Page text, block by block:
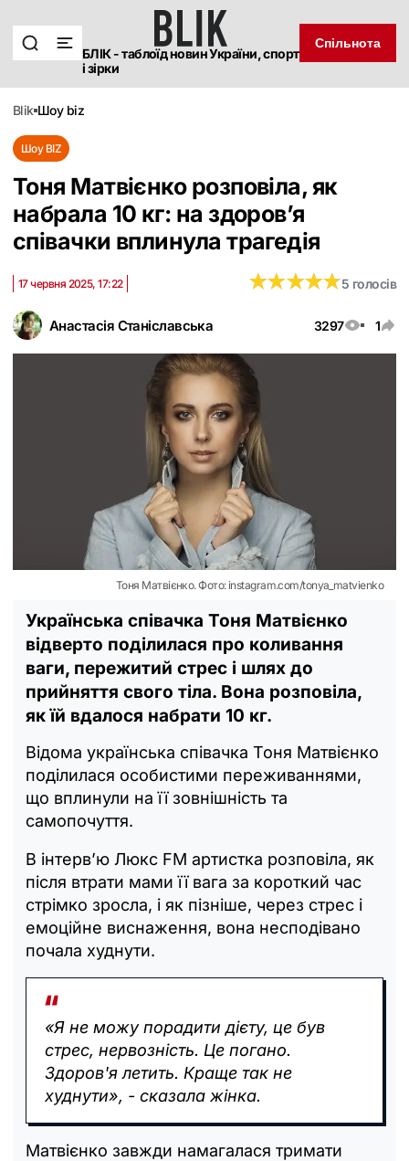
БЛІК - таблоїд новин України, спорт
і зірки
Спільнота
blik шоу biz
Шоу BIZ
Тоня Матвієнко розповіла, як
набрала 10 кг: на здоров’я
співачки вплинула трагедія
Анастасія Станіславська 3297 1
17 червня 2025, 17:22 ★★★★★
★★★★★5 голосів
Тоня Матвієнко. Фото: instagram.com/tonya_matvienko
Українська співачка Тоня Матвієнко
відверто поділилася про коливання
ваги, пережитий стрес і шлях до
прийняття свого тіла. Вона розповіла,
як їй вдалося набрати 10 кг.
Відома українська співачка Тоня Матвієнко
поділилася особистими переживаннями,
що вплинули на її зовнішність та
самопочуття.
В інтерв’ю Люкс FM артистка розповіла, як
після втрати мами її вага за короткий час
стрімко зросла, і як пізніше, через стрес і
емоційне виснаження, вона несподівано
почала худнути.
«Я не можу порадити дієту, це був
стрес, нервозність. Це погано.
Здоров'я летить. Краще так не
худнути», - сказала жінка.
Матвієнко завжди намагалася тримати